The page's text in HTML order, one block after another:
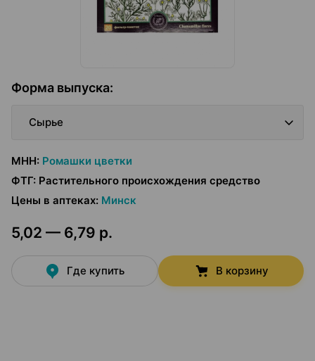
Форма выпуска:
Сырье
МНН: Ромашки цветки
ФТГ: Растительного происхождения средство
Цены в аптеках: Минск
5,02 — 6,79 р.
Где купить В корзину